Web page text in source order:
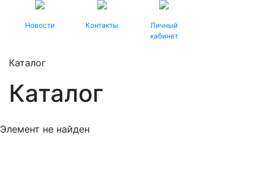
Новости Контакты
Личный
кабинет
Каталог
Каталог
Элемент не найден